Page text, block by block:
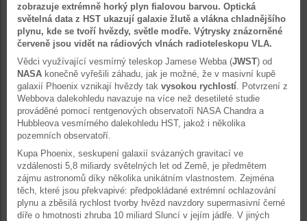
zobrazuje extrémně horký plyn fialovou barvou. Optická
světelná data z HST ukazují galaxie žlutě a vlákna chladnějšího
plynu, kde se tvoří hvězdy, světle modře. Výtrysky znázorněné
červeně jsou vidět na rádiových vlnách radioteleskopu VLA.
Vědci využívající vesmírný teleskop Jamese Webba (JWST) od
NASA konečně vyřešili záhadu, jak je možné, že v masivní kupě
galaxií Phoenix vznikají hvězdy tak vysokou rychlostí. Potvrzení z
Webbova dalekohledu navazuje na více než desetileté studie
prováděné pomocí rentgenových observatoří NASA Chandra a
Hubbleova vesmírného dalekohledu HST, jakož i několika
pozemních observatoří.
Kupa Phoenix, seskupení galaxií svázaných gravitací ve
vzdálenosti 5,8 miliardy světelných let od Země, je předmětem
zájmu astronomů díky několika unikátním vlastnostem. Zejména
těch, které jsou překvapivé: předpokládané extrémní ochlazování
plynu a zběsilá rychlost tvorby hvězd navzdory supermasivní černé
díře o hmotnosti zhruba 10 miliard Sluncí v jejím jádře. V jiných